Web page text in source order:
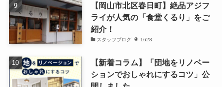
【岡山市北区春日町】絶品アジフ
ライが人気の「食堂くるり」をご
紹介！
スタッフブログ 1628
【新着コラム】「団地をリノベー
ションでおしゃれにするコツ」公